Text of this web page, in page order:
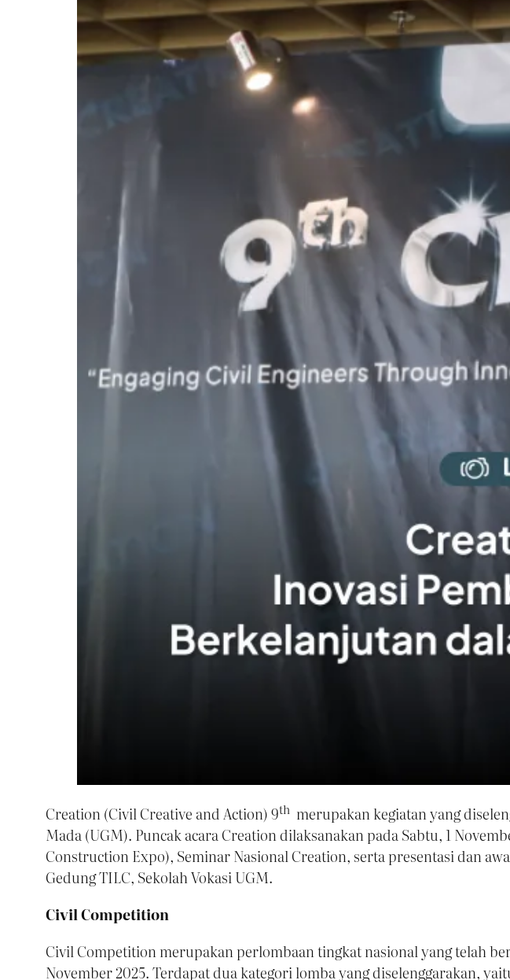
Creation (Civil Creative and Action) 9th merupakan kegiatan yang
Mada (UGM). Puncak acara Creation dilaksanakan pada Sabtu, 1
Construction Expo), Seminar Nasional Creation, serta presentasi dan
Gedung TILC, Sekolah Vokasi UGM.
Civil Competition
Civil Competition merupakan perlombaan tingkat nasional yang telah
November 2025. Terdapat dua kategori lomba yang diselenggarakan,